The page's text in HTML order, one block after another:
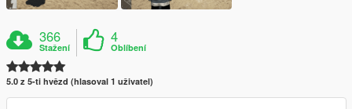
366
Stažení
4
Oblíbení
5.0 z 5-ti hvězd (hlasoval 1 uživatel)